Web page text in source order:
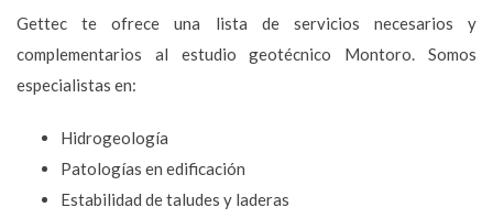
Gettec te ofrece una lista de servicios necesarios y
complementarios al estudio geotécnico Montoro. Somos
especialistas en:
Hidrogeología
Patologías en edificación
Estabilidad de taludes y laderas